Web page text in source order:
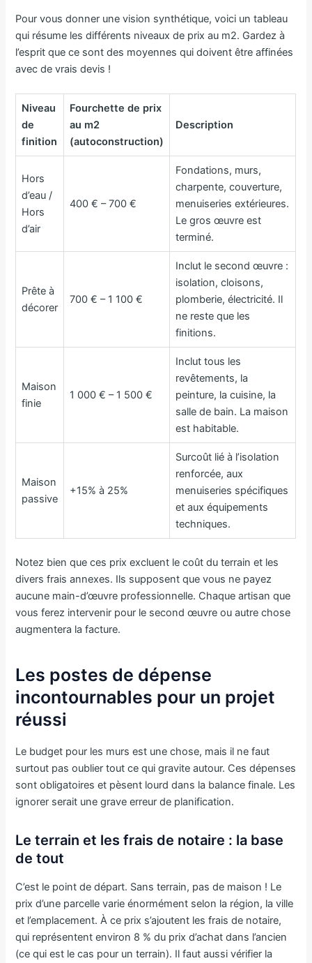
Pour vous donner une vision synthétique, voici un tableau
qui résume les différents niveaux de prix au m2. Gardez à
l’esprit que ce sont des moyennes qui doivent être affinées
avec de vrais devis !
Niveau
de
finition
Fourchette de prix
au m2
(autoconstruction)
Description
Hors
d’eau /
Hors
d’air
400 € – 700 €
Fondations, murs,
charpente, couverture,
menuiseries extérieures.
Le gros œuvre est
terminé.
Prête à
décorer
700 € – 1 100 €
Inclut le second œuvre :
isolation, cloisons,
plomberie, électricité. Il
ne reste que les
finitions.
Maison
finie
1 000 € – 1 500 €
Inclut tous les
revêtements, la
peinture, la cuisine, la
salle de bain. La maison
est habitable.
Maison
passive
+15% à 25%
Surcoût lié à l’isolation
renforcée, aux
menuiseries spécifiques
et aux équipements
techniques.
Notez bien que ces prix excluent le coût du terrain et les
divers frais annexes. Ils supposent que vous ne payez
aucune main-d’œuvre professionnelle. Chaque artisan que
vous ferez intervenir pour le second œuvre ou autre chose
augmentera la facture.
Les postes de dépense
incontournables pour un projet
réussi
Le budget pour les murs est une chose, mais il ne faut
surtout pas oublier tout ce qui gravite autour. Ces dépenses
sont obligatoires et pèsent lourd dans la balance finale. Les
ignorer serait une grave erreur de planification.
Le terrain et les frais de notaire : la base
de tout
C’est le point de départ. Sans terrain, pas de maison ! Le
prix d’une parcelle varie énormément selon la région, la ville
et l’emplacement. À ce prix s’ajoutent les frais de notaire,
qui représentent environ 8 % du prix d’achat dans l’ancien
(ce qui est le cas pour un terrain). Il faut aussi vérifier la